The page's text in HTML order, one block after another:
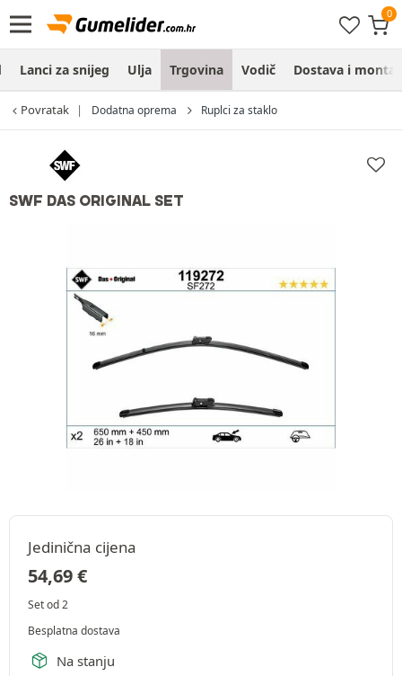
Lanci za snijeg Ulja Trgovina Vodič Dostava i
Povratak Dodatna oprema Ruplci za staklo
SWF DAS ORIGINAL SET
Jedinična cijena
54,69€
Set od 2
Besplatna dostava
Na stanju